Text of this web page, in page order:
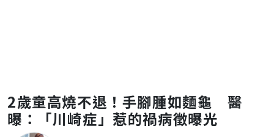
2歲童高燒不退！手腳腫如麵龜 醫
曝：「川崎症」惹的禍病徵曝光